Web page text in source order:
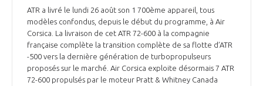
ATR a livré le lundi 26 août son 1 700ème appareil, tous
modèles confondus, depuis le début du programme, à Air
Corsica. La livraison de cet ATR 72-600 à la compagnie
française complète la transition complète de sa flotte d’ATR
-500 vers la dernière génération de turbopropulseurs
proposés sur le marché. Air Corsica exploite désormais 7 ATR
72-600 propulsés par le moteur Pratt & Whitney Canada